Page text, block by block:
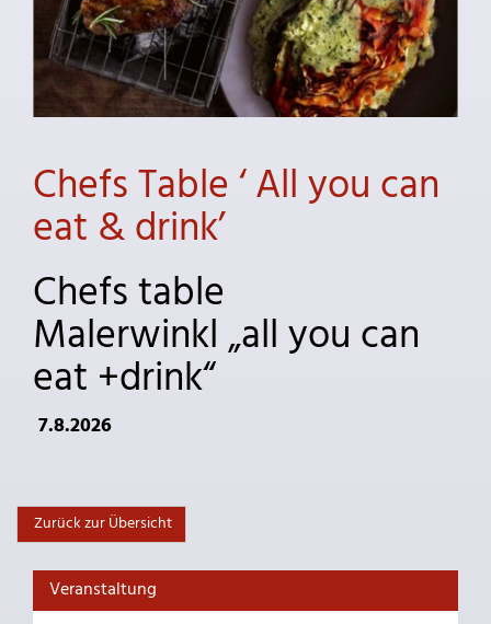
Chefs Table ‘ All you can
eat & drink’
Chefs table
Malerwinkl „all you can
eat +drink“
7.8.2026
Zurück zur Übersicht
Veranstaltung